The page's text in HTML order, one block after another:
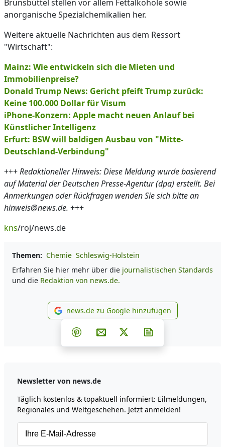
Brunsbüttel stellen vor allem Fettalkohole sowie
anorganische Spezialchemikalien her.
Weitere aktuelle Nachrichten aus dem Ressort
"Wirtschaft":
Mainz: Wie entwickeln sich die Mieten und
Immobilienpreise?
Donald Trump News: Gericht pfeift Trump zurück:
Keine 100.000 Dollar für Visum
iPhone-Konzern: Apple macht neuen Anlauf bei
Künstlicher Intelligenz
Erfurt: BSW will baldigen Ausbau von "Mitte-
Deutschland-Verbindung"
+++Redaktioneller Hinweis: Diese Meldung wurde basierend
auf Material der Deutschen Presse-Agentur (dpa) erstellt. Bei
Anmerkungen oder Rückfragen wenden Sie sich bitte an
hinweis@news.de. +++
kns/roj/news.de
Themen: Chemie Schleswig-Holstein
Erfahren Sie hier mehr über die journalistischen Standards
und die Redaktion von news.de.
news.de zu Google
news.de zu Google hinzufügen
Teilen auf Facebook
Teilen auf Whatsapp
Teilen auf Telegram
Teilen auf Pinterest
Per E-Mail teilen
Post auf X
Newsletter von news.de
Täglich kostenlos & topaktuell informiert: Eilmeldungen,
Regionales und Weltgeschehen. Jetzt anmelden!